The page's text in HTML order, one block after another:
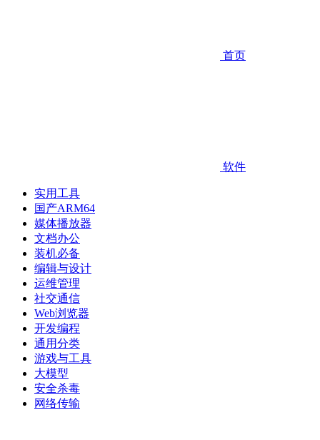
首页
软件
实用工具
国产ARM64
媒体播放器
文档办公
装机必备
编辑与设计
运维管理
社交通信
Web浏览器
开发编程
通用分类
游戏与工具
大模型
安全杀毒
网络传输